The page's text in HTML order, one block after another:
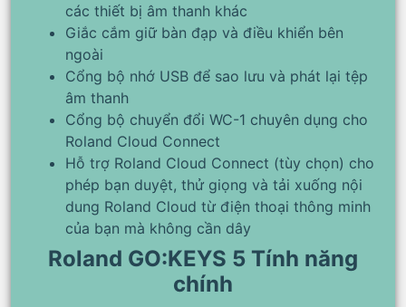
các thiết bị âm thanh khác
Giắc cắm giữ bàn đạp và điều khiển bên
ngoài
Cổng bộ nhớ USB để sao lưu và phát lại tệp
âm thanh
Cổng bộ chuyển đổi WC-1 chuyên dụng cho
Roland Cloud Connect
Hỗ trợ Roland Cloud Connect (tùy chọn) cho
phép bạn duyệt, thử giọng và tải xuống nội
dung Roland Cloud từ điện thoại thông minh
của bạn mà không cần dây
Roland GO:KEYS 5 Tính năng
chính